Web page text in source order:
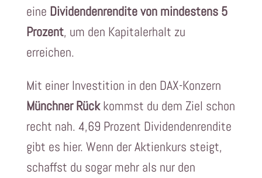
eine Dividendenrendite von mindestens 5
Prozent, um den Kapitalerhalt zu
erreichen.
Mit einer Investition in den DAX-Konzern
Münchner Rückkommst du dem Ziel schon
recht nah. 4,69 Prozent Dividendenrendite
gibt es hier. Wenn der Aktienkurs steigt,
schaffst du sogar mehr als nur den